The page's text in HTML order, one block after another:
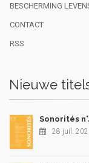
BESCHERMING
CONTACT
RSS
Nieuwe
Sonorités
28 juil.